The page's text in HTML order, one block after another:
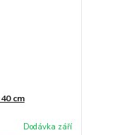
cm
Dodávka září